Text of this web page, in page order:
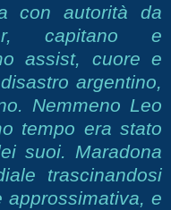
con autorità da
capitano e
assist, cuore e
argentino,
Nemmeno Leo
tempo era stato
suoi. Maradona
trascinandosi
approssimativa, e